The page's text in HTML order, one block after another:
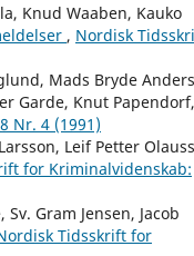
Knud Waaben, Kauko
, Nordisk
Mads Bryde
Garde, Knut Papendorf,
Nr. 4 (1991)
Leif Petter
for Kriminalvidenskab:
Gram Jensen, Jacob
Tidsskrift for